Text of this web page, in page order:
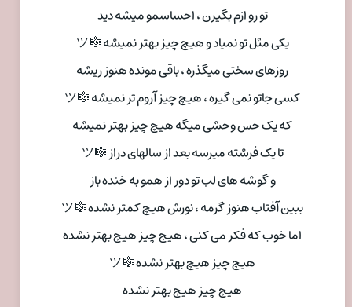
تو رو ازم بگیرن ، احساسمو میشه دید
یکی مثل تو نمیاد و هیچ چیز بهتر نمیشه 🎼ツ
روزهای سختی میگذره ، باقی مونده هنوز ریشه
کسی جاتو نمی گیره ، هیچ چیز آروم تر نمیشه 🎼ツ
که یک حس وحشی میگه هیچ چیز بهتر نمیشه
تا یک فرشته میرسه بعد از سالهای دراز 🎼ツ
و گوشه های لب تو دور از همو به خنده باز
ببین آفتاب هنوز گرمه ، نورش هیچ کمتر نشده 🎼ツ
اما خوب که فکر می کنی ، هیچ چیز هیچ بهتر نشده
هیچ چیز هیچ بهتر نشده 🎼ツ
هیچ چیز هیچ بهتر نشده